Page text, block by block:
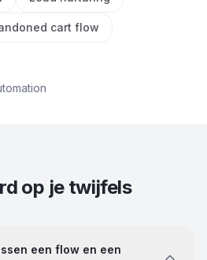
cart flow
op je twijfels
een flow en een